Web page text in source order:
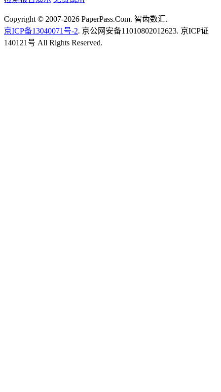
Copyright © 2007-2026 PaperPass.Com. 智齿数汇.
京ICP备13040071号-2. 京公网安备11010802012623. 京ICP证
140121号 All Rights Reserved.